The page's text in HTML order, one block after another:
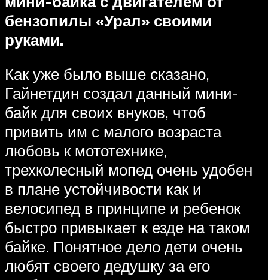
бензопилы «Урал» своими
руками.
Как уже было выше сказано,
Гайнетдин создал данный мини-
байк для своих внуков, чтоб
привить им с малого возраста
любовь к мототехнике,
трехколесный мопед очень удобен
в плане устойчивости как и
велосипед в принципе и ребенок
быстро привыкает к езде на таком
байке. Понятное дело дети очень
любят своего дедушку за его